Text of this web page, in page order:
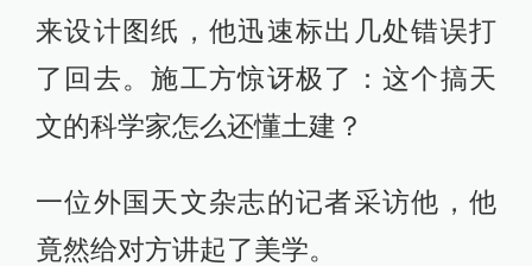
来设计图纸，他迅速标出几处错误打
了回去。施工方惊讶极了：这个搞天
文的科学家怎么还懂土建？
一位外国天文杂志的记者采访他，他
竟然给对方讲起了美学。